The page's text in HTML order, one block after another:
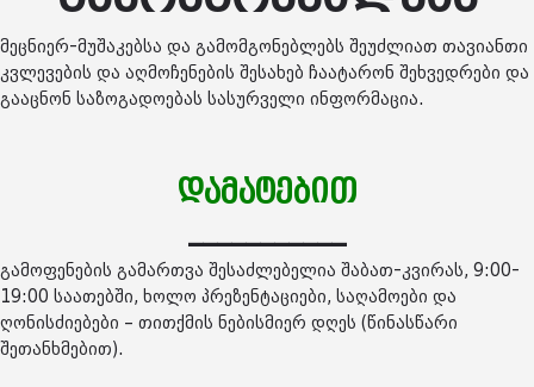
მეცნიერ-მუშაკებსა და გამომგონებლებს შეუძლიათ თავიანთი
კვლევების და აღმოჩენების შესახებ ჩაატარონ შეხვედრები და
გააცნონ საზოგადოებას სასურველი ინფორმაცია.
დამატებით
გამოფენების გამართვა შესაძლებელია შაბათ-კვირას, 9:00-
19:00 საათებში, ხოლო პრეზენტაციები, საღამოები და
ღონისძიებები – თითქმის ნებისმიერ დღეს (წინასწარი
შეთანხმებით).